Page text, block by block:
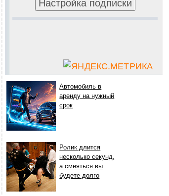
Автомобиль в
аренду на нужный
срок
Ролик длится
несколько секунд,
а смеяться вы
будете долго